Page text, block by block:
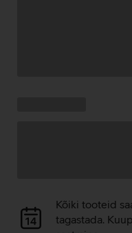
Andmete
laadimine
Kõiki tooteid
tagastada.